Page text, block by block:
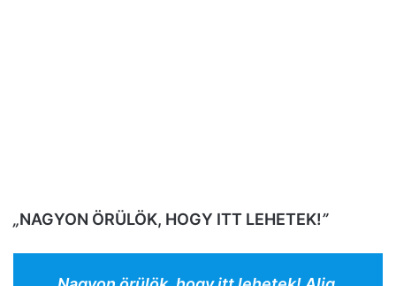
„NAGYON ÖRÜLÖK, HOGY ITT LEHETEK!”